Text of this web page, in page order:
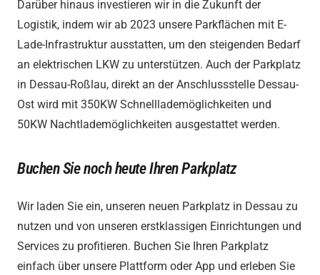
Darüber hinaus investieren wir in die Zukunft der
Logistik, indem wir ab 2023 unsere Parkflächen mit E-
Lade-Infrastruktur ausstatten, um den steigenden Bedarf
an elektrischen LKW zu unterstützen. Auch der Parkplatz
in Dessau-Roßlau, direkt an der Anschlussstelle Dessau-
Ost wird mit 350KW Schnelllademöglichkeiten und
50KW Nachtlademöglichkeiten ausgestattet werden.
Buchen Sie noch heute Ihren Parkplatz
Wir laden Sie ein, unseren neuen Parkplatz in Dessau zu
nutzen und von unseren erstklassigen Einrichtungen und
Services zu profitieren. Buchen Sie Ihren Parkplatz
einfach über unsere Plattform oder App und erleben Sie